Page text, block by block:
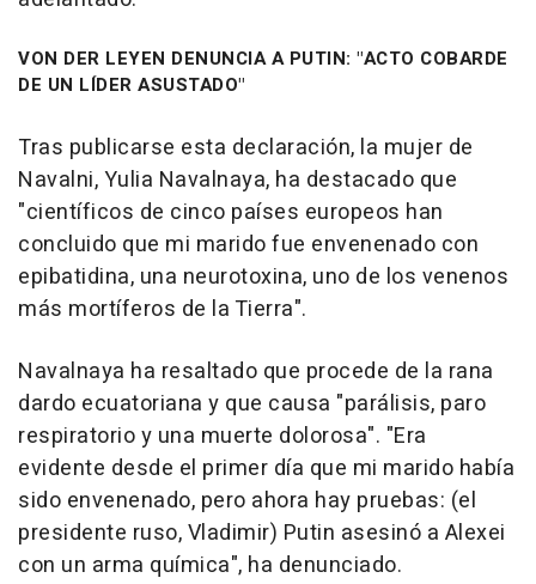
VON DER LEYEN DENUNCIA A PUTIN: "ACTO COBARDE
DE UN LÍDER ASUSTADO"
Tras publicarse esta declaración, la mujer de
Navalni, Yulia Navalnaya, ha destacado que
"científicos de cinco países europeos han
concluido que mi marido fue envenenado con
epibatidina, una neurotoxina, uno de los venenos
más mortíferos de la Tierra".
Navalnaya ha resaltado que procede de la rana
dardo ecuatoriana y que causa "parálisis, paro
respiratorio y una muerte dolorosa". "Era
evidente desde el primer día que mi marido había
sido envenenado, pero ahora hay pruebas: (el
presidente ruso, Vladimir) Putin asesinó a Alexei
con un arma química", ha denunciado.